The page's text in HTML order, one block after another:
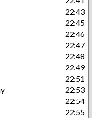
22:43
22:45
22:46
22:47
22:48
22:49
22:51
22:53
22:54
22:55